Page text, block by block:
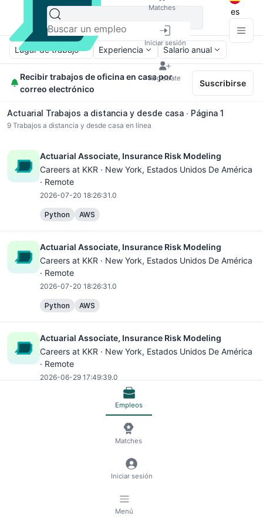
Matches
Iniciar sesión
Regístrate
es
Lugar de trabajo Experiencia Salario anual
Recibir trabajos de oficina en casa por
correo electrónico
Suscribirse
Actuarial Trabajos a distancia y desde casa ∙ Página 1
9 Trabajos a distancia y desde casa en línea
Actuarial Associate, Insurance Risk Modeling
Careers at KKR · New York, Estados Unidos De América
· Remote
2026-07-20 18:26:31.0
Python AWS
Actuarial Associate, Insurance Risk Modeling
Careers at KKR · New York, Estados Unidos De América
· Remote
2026-07-20 18:26:31.0
Python AWS
Actuarial Associate, Insurance Risk Modeling
Careers at KKR · New York, Estados Unidos De América
· Remote
2026-06-29 17:49:39.0
Denver, Colombia · Remote
Maven Build Tool Microsoft Excel
Lead Actuarial Analyst, MA Risk Adjustment
Empleos
Matches
Iniciar sesión
Menú